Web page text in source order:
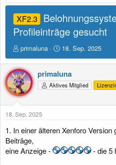
XF2.3
Profileinträge gesucht
E
r
s
t
e
l
l
r
primaluna
E
r
s
t
e
l
m
18. Sep. 2025
primaluna
Aktives Mitglied
18. Sep. 2025
1. In einer älteren Xenforo
Beiträge,
eine Anzeige -
- die 5